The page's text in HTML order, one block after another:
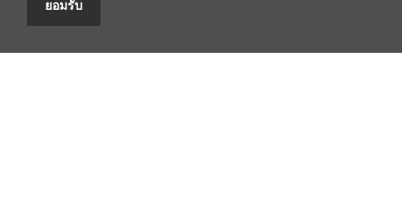
ยอมรับ